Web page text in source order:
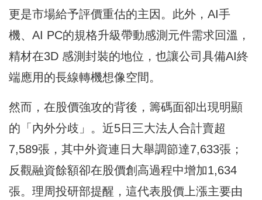
更是市場給予評價重估的主因。此外，AI手
機、AI PC的規格升級帶動感測元件需求回溫，
精材在3D 感測封裝的地位，也讓公司具備AI終
端應用的長線轉機想像空間。
然而，在股價強攻的背後，籌碼面卻出現明顯
的「內外分歧」。近5日三大法人合計賣超
7,589張，其中外資連日大舉調節達7,633張；
反觀融資餘額卻在股價創高過程中增加1,634
張。理周投研部提醒，這代表股價上漲主要由